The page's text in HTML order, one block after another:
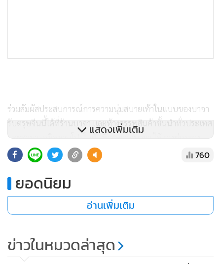
ร่วมสัมผัสประสบการณ์การความนุ่มสบายเท้าในแบบของบาจา
รับตรุษจีนนี้ได้ที่ร้านบาจา และห้างสรรพสินค้าชั้นนำทั่วประเทศ
และสามารถติดตามโปรโมชั่นพิเศษจากบาจา ได้ทางช่องทาง
ออนไลน์ที่เว็บไซต์ https://www.bata.co.th/ , Line Official:
@Batathailand, Lazada : Bata Thailand
https://bit.ly/3uCDq5R , Shopee : Bata Official Store
https://bit.ly/336mjek
แสดงเพิ่มเติม
760
ยอดนิยม
อ่านเพิ่มเติม
ข่าวในหมวดล่าสุด